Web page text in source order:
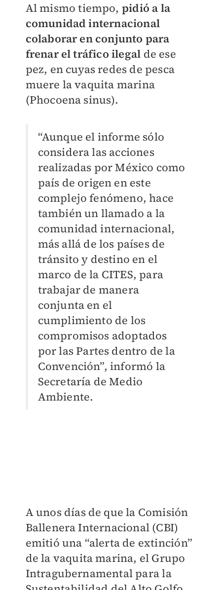
Al mismo tiempo, pidió a la
comunidad internacional
colaborar en conjunto para
frenar el tráfico ilegal de ese
pez, en cuyas redes de pesca
muere la vaquita marina
(Phocoena sinus).
“Aunque el informe sólo
considera las acciones
realizadas por México como
país de origen en este
complejo fenómeno, hace
también un llamado a la
comunidad internacional,
más allá de los países de
tránsito y destino en el
marco de la CITES, para
trabajar de manera
conjunta en el
cumplimiento de los
compromisos adoptados
por las Partes dentro de la
Convención”, informó la
Secretaría de Medio
Ambiente.
A unos días de que la Comisión
Ballenera Internacional (CBI)
emitió una “alerta de extinción”
de la vaquita marina, el Grupo
Intragubernamental para la